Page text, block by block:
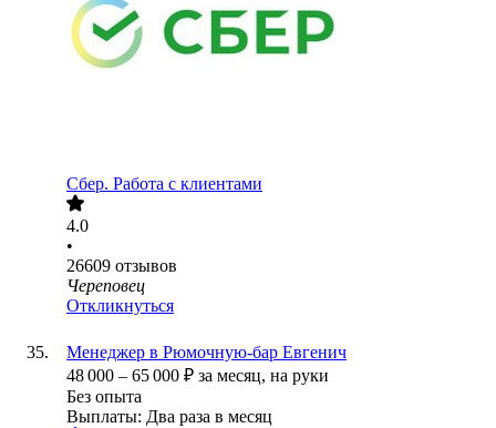
Сбер. Работа с клиентами
4.0
•
26609 отзывов
Череповец
Откликнуться
Менеджер в Рюмочную-бар Евгенич
48 000 – 65 000 ₽ за месяц, на руки
Без опыта
Выплаты: Два раза в месяц